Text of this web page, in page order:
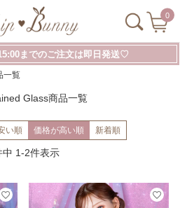
0
までのご注文は即日発送♡
一覧
Glass商品一覧
い順 価格が高い順 新着順
中 1-2件表示